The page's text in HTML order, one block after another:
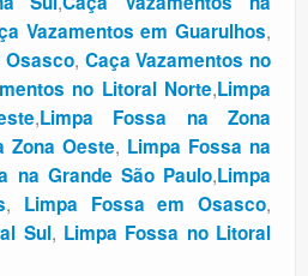
Vazamentos em Guarulhos,
Osasco, Caça Vazamentos no
no Litoral Norte,Limpa
,Limpa Fossa na Zona
Zona Oeste, Limpa Fossa na
na Grande São Paulo,Limpa
, Limpa Fossa em Osasco,
Sul, Limpa Fossa no Litoral